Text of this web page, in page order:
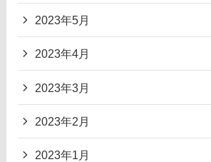
2023年5月
2023年4月
2023年3月
2023年2月
2023年1月